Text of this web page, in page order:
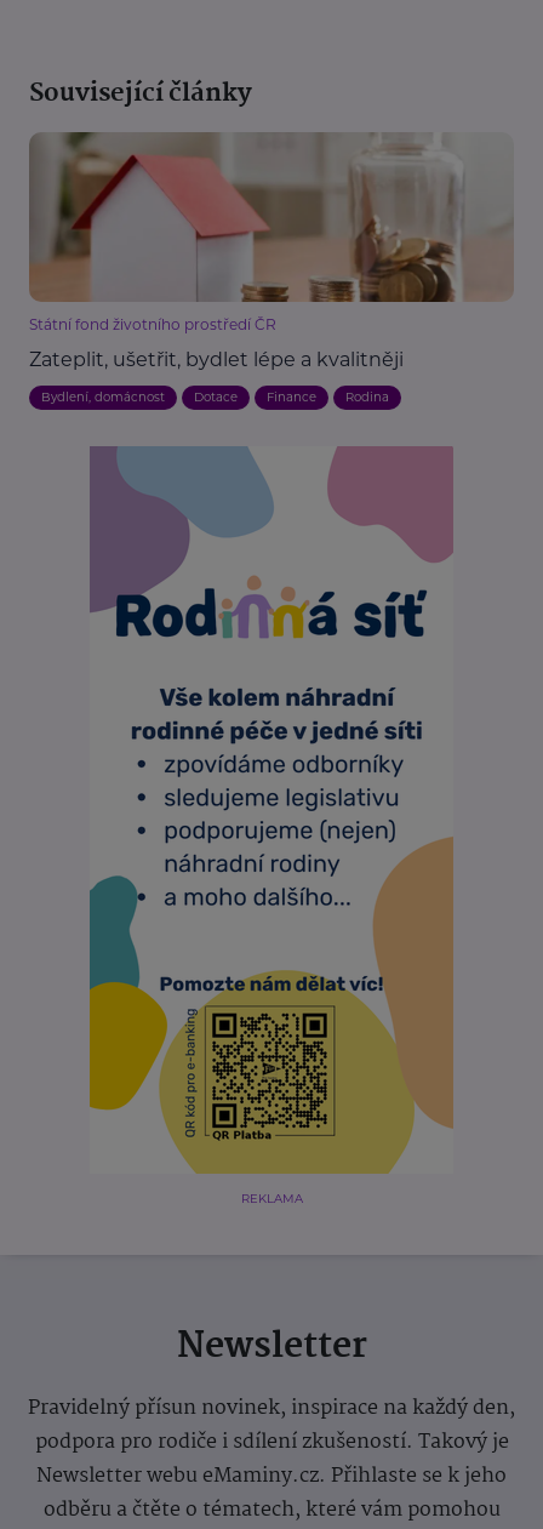
Související články
Státní fond životního prostředí ČR
Zateplit, ušetřit, bydlet lépe a kvalitněji
Bydlení, domácnost Dotace Finance Rodina
REKLAMA
Newsletter
Pravidelný přísun novinek, inspirace na každý den,
podpora pro rodiče i sdílení zkušeností. Takový je
Newsletter webu eMaminy.cz. Přihlaste se k jeho
odběru a čtěte o tématech, které vám pomohou